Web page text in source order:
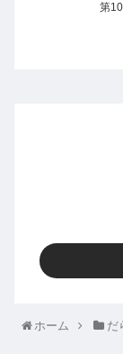
第
ホーム だ